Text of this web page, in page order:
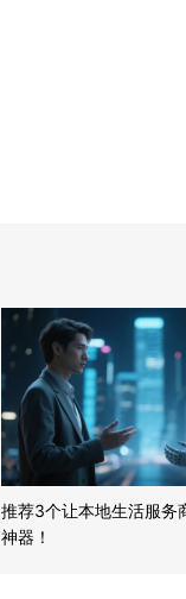
推荐3个让本地生活服务
神器！